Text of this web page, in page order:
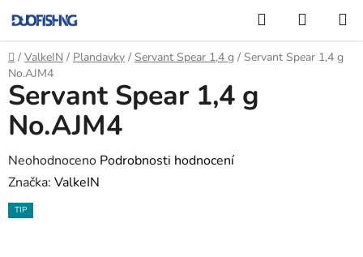
na
obsah
Hledat
KOŠÍK
Domů
/ ValkeIN / Plandavky / Servant Spear 1,4 g / Servant Spear 1,4 g
No.AJM4
Servant Spear 1,4 g
No.AJM4
Průměrné
hodnocení
produktu
Neohodnoceno Podrobnosti hodnocení
Značka: ValkeIN
TIP